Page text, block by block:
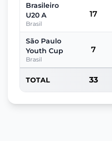
Brasileiro
U20 A
Brasil
17
São Paulo
Youth Cup
Brasil
7
TOTAL 33